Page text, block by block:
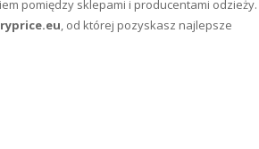
pomiędzy sklepami i producentami odzieży.
, od której pozyskasz najlepsze